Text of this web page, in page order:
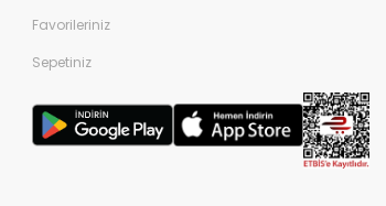
Favorileriniz
Sepetiniz